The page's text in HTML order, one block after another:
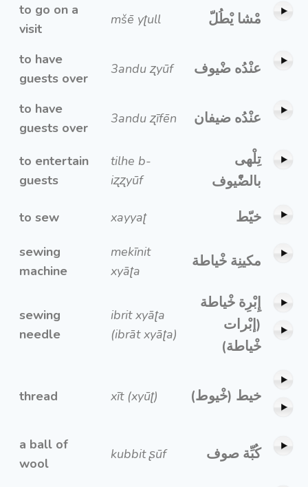
to go on a
visit
mšē yʈull مْشا يْطُلّ
to have
guests over
3andu ʐyūf عنْدُه ضْيوف
to have
guests over
3andu ʐīfēn عنْدُه ضيفان
to entertain
guests
tilhe b-
iʐʐyūf
تِلْهى
بالضّْيوف
to sew xayyaʈ خيّط
sewing
machine
mekīnit
xyāʈa
مكينِة خْياطة
sewing
needle
ibrit xyāʈa
(ibrāt xyāʈa)
إِبْرِة خْياطة
(إبْرات
خْياطة)
thread xīt (xyūʈ) خيط (خْيوط)
a ball of
wool
kubbit ʂūf كُبِّة صوف